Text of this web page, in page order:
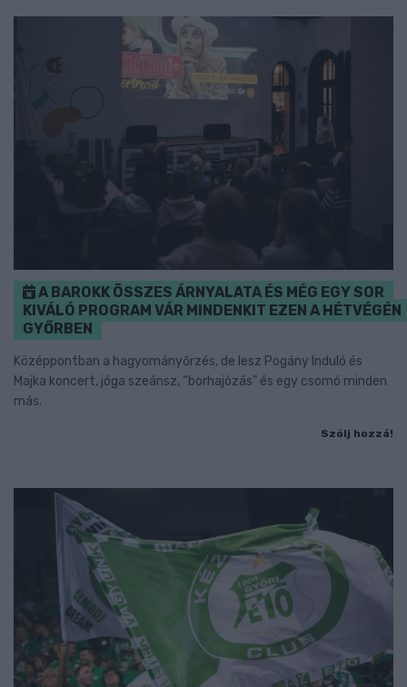
A BAROKK ÖSSZES ÁRNYALATA ÉS MÉG EGY SOR
KIVÁLÓ PROGRAM VÁR MINDENKIT EZEN A HÉTVÉGÉN
GYŐRBEN
Középpontban a hagyományőrzés, de lesz Pogány Induló és
Majka koncert, jóga szeánsz, “borhajózás” és egy csomó minden
más.
Szólj hozzá!